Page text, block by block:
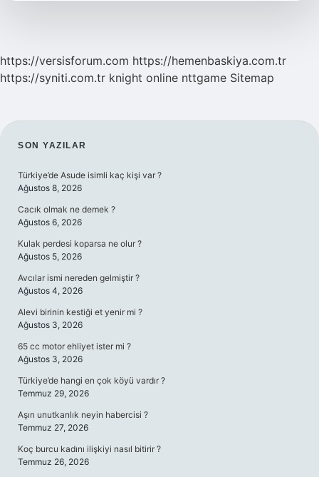
https://versisforum.com https://hemenbaskiya.com.tr
https://syniti.com.tr knight online nttgame Sitemap
SIDEBAR
SON YAZILAR
Türkiye’de Asude isimli kaç kişi var ?
Ağustos 8, 2026
Cacık olmak ne demek ?
Ağustos 6, 2026
Kulak perdesi koparsa ne olur ?
Ağustos 5, 2026
Avcılar ismi nereden gelmiştir ?
Ağustos 4, 2026
Alevi birinin kestiği et yenir mi ?
Ağustos 3, 2026
65 cc motor ehliyet ister mi ?
Ağustos 3, 2026
Türkiye’de hangi en çok köyü vardır ?
Temmuz 29, 2026
Aşırı unutkanlık neyin habercisi ?
Temmuz 27, 2026
Koç burcu kadını ilişkiyi nasıl bitirir ?
Temmuz 26, 2026